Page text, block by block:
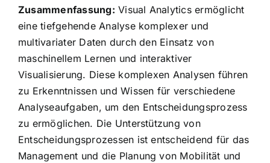
Zusammenfassung: Visual Analytics ermöglicht
eine tiefgehende Analyse komplexer und
multivariater Daten durch den Einsatz von
maschinellem Lernen und interaktiver
Visualisierung. Diese komplexen Analysen führen
zu Erkenntnissen und Wissen für verschiedene
Analyseaufgaben, um den Entscheidungsprozess
zu ermöglichen. Die Unterstützung von
Entscheidungsprozessen ist entscheidend für das
Management und die Planung von Mobilität und